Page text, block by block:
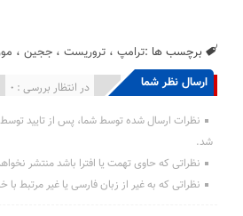
برچسب ها :ترامپ ،تروریست ،ججین ،
ارسال نظر شما در انتظار بررسی : 0 انتشار یافته : 0
نظرات ارسال شده توسط شما، پس از تایید
شد.
نظراتی که حاوی تهمت یا افترا باشد منتشر
نظراتی که به غیر از زبان فارسی یا غیر مرتبط